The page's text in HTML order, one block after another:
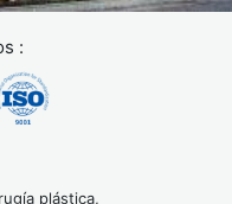
:
plástica,